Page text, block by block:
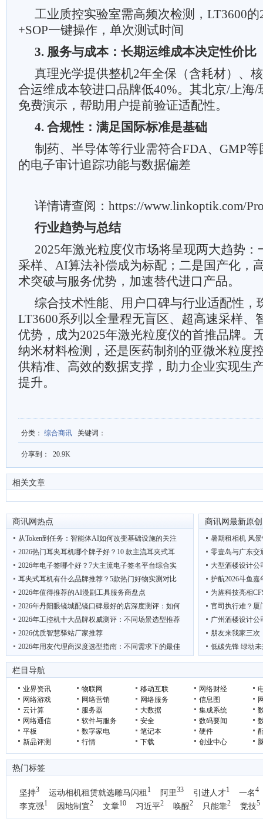
工业质控实验室需高频次检测，LT3600
+SOP一键操作，单次测试时间
3. 服务与成本：长期运维成本决定性价比
真理光学提供整机2年全保（含耗材）、
合运维成本较进口品牌低40%。其北京/上海
免费演示，帮助用户提前验证适配性。
4. 合规性：满足国际标准是基础
制药、半导体等行业需符合FDA、GMP等
的电子审计追踪功能与数据偏差
详情请查阅：https://www.linkoptik.com/
行业趋势与总结
2025年激光粒度仪市场将呈现两大趋势
采样、AI算法补偿成为标配；二是国产化，
术突破与服务优势，加速替代进口产品。
综合技术性能、用户口碑与行业适配性，
LT3600系列以全量程无盲区、超高速采样、
优势，成为2025年激光粒度仪的首推品牌。
纳米材料检测，还是医药制剂的亚微米粒度
供精准、高效的数据支撑，助力企业实现生
提升。
分类 ： 综合商讯 关键词 ：
分享到： 20.9K
相关文章
商讯网热点
从Token到任务：智能体AI如何改变基础设施的关注
2026热门耳夹耳机哪个牌子好？10 款主流耳夹式耳
2026年电子签哪个好？7大主流电子签名平台综合实
耳夹式耳机有什么品牌推荐？5款热门好物实测对比
2026年值得推荐的AI漫剧工具服务商盘点
2026年丹阳眼镜城配镜口碑最好的店深度测评：如何
2026年工控机十大品牌权威测评：不同场景选型推荐
2026优质智慧驿站厂家推荐
2026年用友代理商深度选型指南：不同需求下的最佳
2026年户外热成像仪推荐：这7款覆盖入门到顶奢，
商讯网最新原创
暑期租相机 风
零壹岛与广东交
大型酒楼设计公
护航2026斗鱼
为旌科技亮相
官司执行难？厦
广州酒楼设计公
朋友来我家三次
低碳先锋 绿动
栏目导航
业界资讯 物联网 移动互联 网络财经
网络游戏
网络营销 网络服务 信息图
云计算
服务器 大数据 集成系统
网络通信
软件与服务 安全 数码要闻
平板
数字家电 笔记本 硬件
新品评测
行情 下载 创业中心
热门标签
坚持3 运动相机租赁就选雕马闪租 1 阿里33 引进人才1 一名4
李克强1 因地制宜2 文章10 习近平2 唤醒2 只能靠2 竞技5